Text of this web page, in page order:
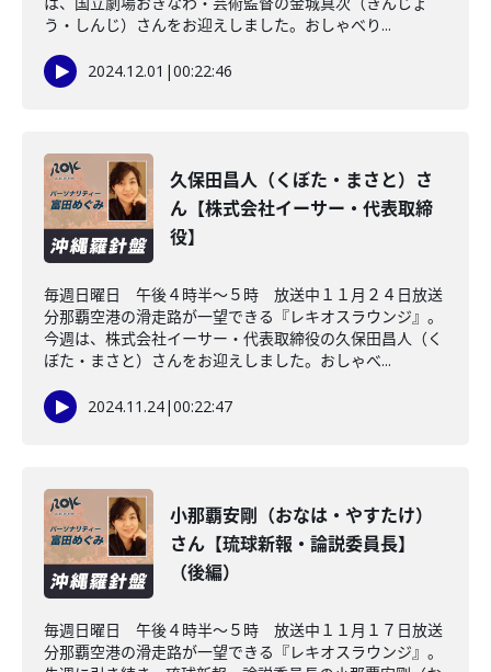
う・しんじ）さんをお迎えしました。おしゃべり...
2024.12.01 |00:22:46
久保田昌人（くぼた・まさと）さ
ん【株式会社イーサー・代表取締
役】
毎週日曜日 午後４時半～５時 放送中１１月２４日放送
分那覇空港の滑走路が一望できる『レキオスラウンジ』。
今週は、株式会社イーサー・代表取締役の久保田昌人（く
ぼた・まさと）さんをお迎えしました。おしゃべ...
2024.11.24|00:22:47
小那覇安剛（おなは・やすたけ）
さん【琉球新報・論説委員長】
（後編）
毎週日曜日 午後４時半～５時 放送中１１月１７日放送
分那覇空港の滑走路が一望できる『レキオスラウンジ』。